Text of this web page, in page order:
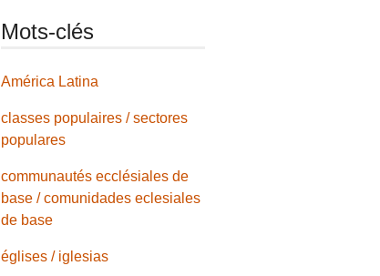
Mots-clés
América Latina
classes populaires / sectores
populares
communautés ecclésiales de
base / comunidades eclesiales
de base
églises / iglesias